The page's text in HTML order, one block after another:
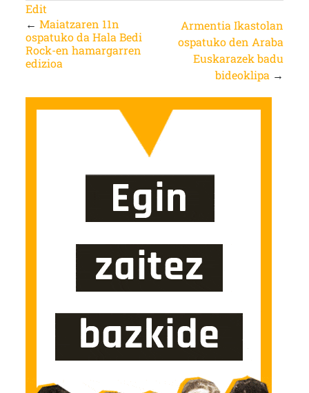
Edit
← Maiatzaren 11n
ospatuko da Hala Bedi
Rock-en hamargarren
edizioa
Armentia Ikastolan
ospatuko den Araba
Euskarazek badu
bideoklipa →